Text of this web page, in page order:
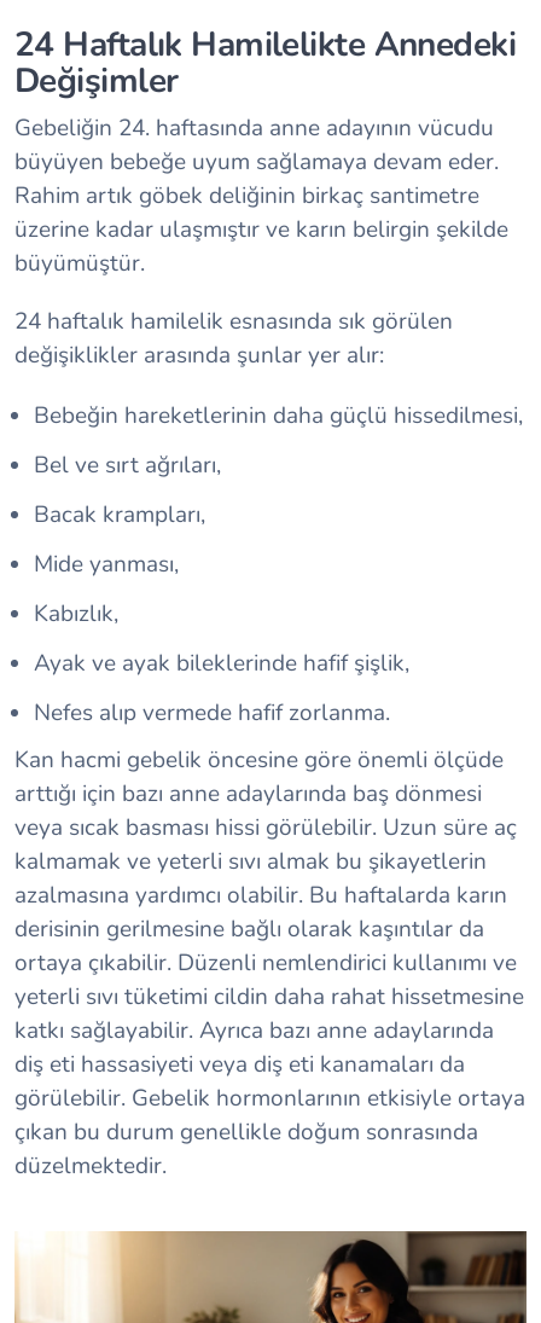
24 Haftalık Hamilelikte Annedeki
Değişimler
Gebeliğin 24. haftasında anne adayının vücudu
büyüyen bebeğe uyum sağlamaya devam eder.
Rahim artık göbek deliğinin birkaç santimetre
üzerine kadar ulaşmıştır ve karın belirgin şekilde
büyümüştür.
24 haftalık hamilelik esnasında sık görülen
değişiklikler arasında şunlar yer alır:
Bebeğin hareketlerinin daha güçlü hissedilmesi,
Bel ve sırt ağrıları,
Bacak krampları,
Mide yanması,
Kabızlık,
Ayak ve ayak bileklerinde hafif şişlik,
Nefes alıp vermede hafif zorlanma.
Kan hacmi gebelik öncesine göre önemli ölçüde
arttığı için bazı anne adaylarında baş dönmesi
veya sıcak basması hissi görülebilir. Uzun süre aç
kalmamak ve yeterli sıvı almak bu şikayetlerin
azalmasına yardımcı olabilir. Bu haftalarda karın
derisinin gerilmesine bağlı olarak kaşıntılar da
ortaya çıkabilir. Düzenli nemlendirici kullanımı ve
yeterli sıvı tüketimi cildin daha rahat hissetmesine
katkı sağlayabilir. Ayrıca bazı anne adaylarında
diş eti hassasiyeti veya diş eti kanamaları da
görülebilir. Gebelik hormonlarının etkisiyle ortaya
çıkan bu durum genellikle doğum sonrasında
düzelmektedir.